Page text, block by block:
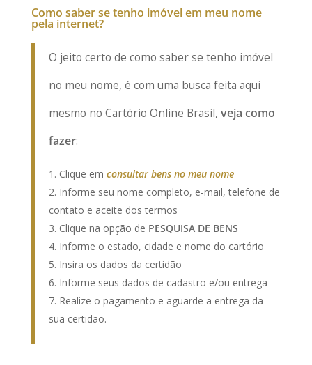
Como saber se tenho imóvel em meu nome
pela internet?
O jeito certo de como saber se tenho imóvel
no meu nome, é com uma busca feita aqui
mesmo no Cartório Online Brasil, veja como
fazer:
Clique em consultar bens no meu nome
Informe seu nome completo, e-mail, telefone de
contato e aceite dos termos
Clique na opção de PESQUISA DE BENS
Informe o estado, cidade e nome do cartório
Insira os dados da certidão
Informe seus dados de cadastro e/ou entrega
Realize o pagamento e aguarde a entrega da
sua certidão.